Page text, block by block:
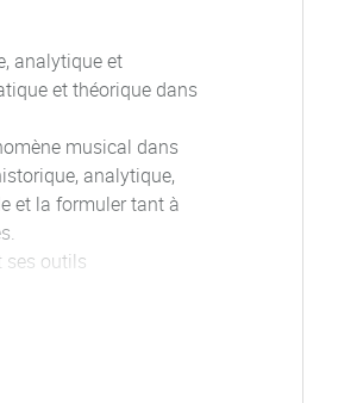
analytique et
et théorique dans
musical dans
analytique,
et la formuler tant à
ses outils